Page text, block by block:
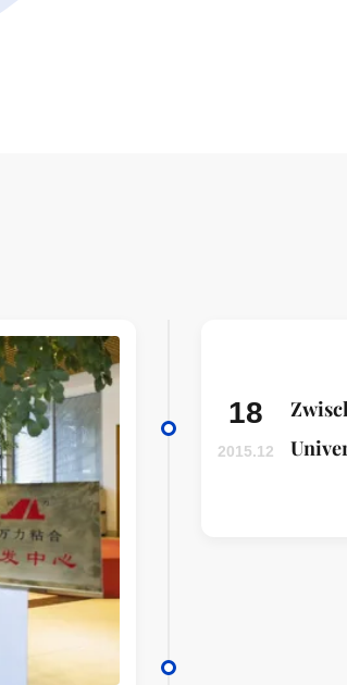
18
2015.12